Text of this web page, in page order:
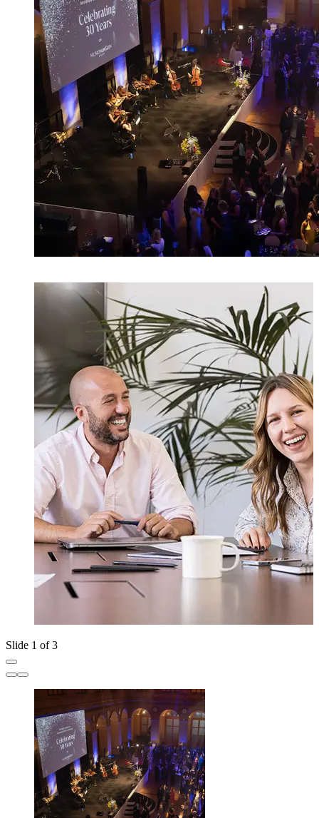
Slide 1 of 3